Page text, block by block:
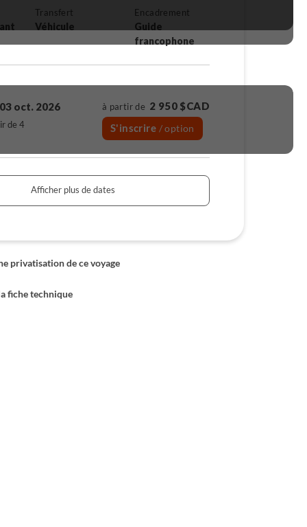
Transfert
Véhicule
Encadrement
Guide
francophone
03 oct. 2026
de 4
à partir de 2 950 $CAD
S'inscrire / option
Afficher plus de dates
privatisation de ce voyage
fiche technique